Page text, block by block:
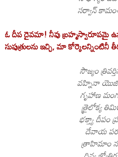
సర్వాన్
ఓ దీప దైవమా! నీవు బ్రహ్మస్వారూపమై
సుపుత్రులను ఇచ్చి, మా కోర్కెలన్నింటినీ
సౌజ్యం
వహ్నినా
గృహాణ
త్రైలోక్య
భక్త్యా
దేవాయ
త్రాహిమాం